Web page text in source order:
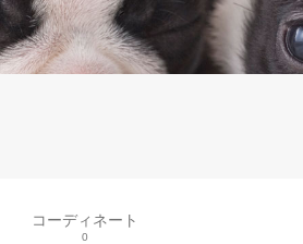
コーディネート
0